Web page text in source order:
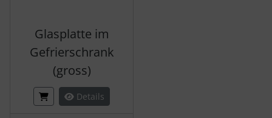
Glasplatte im
Gefrierschrank
(gross)
Details